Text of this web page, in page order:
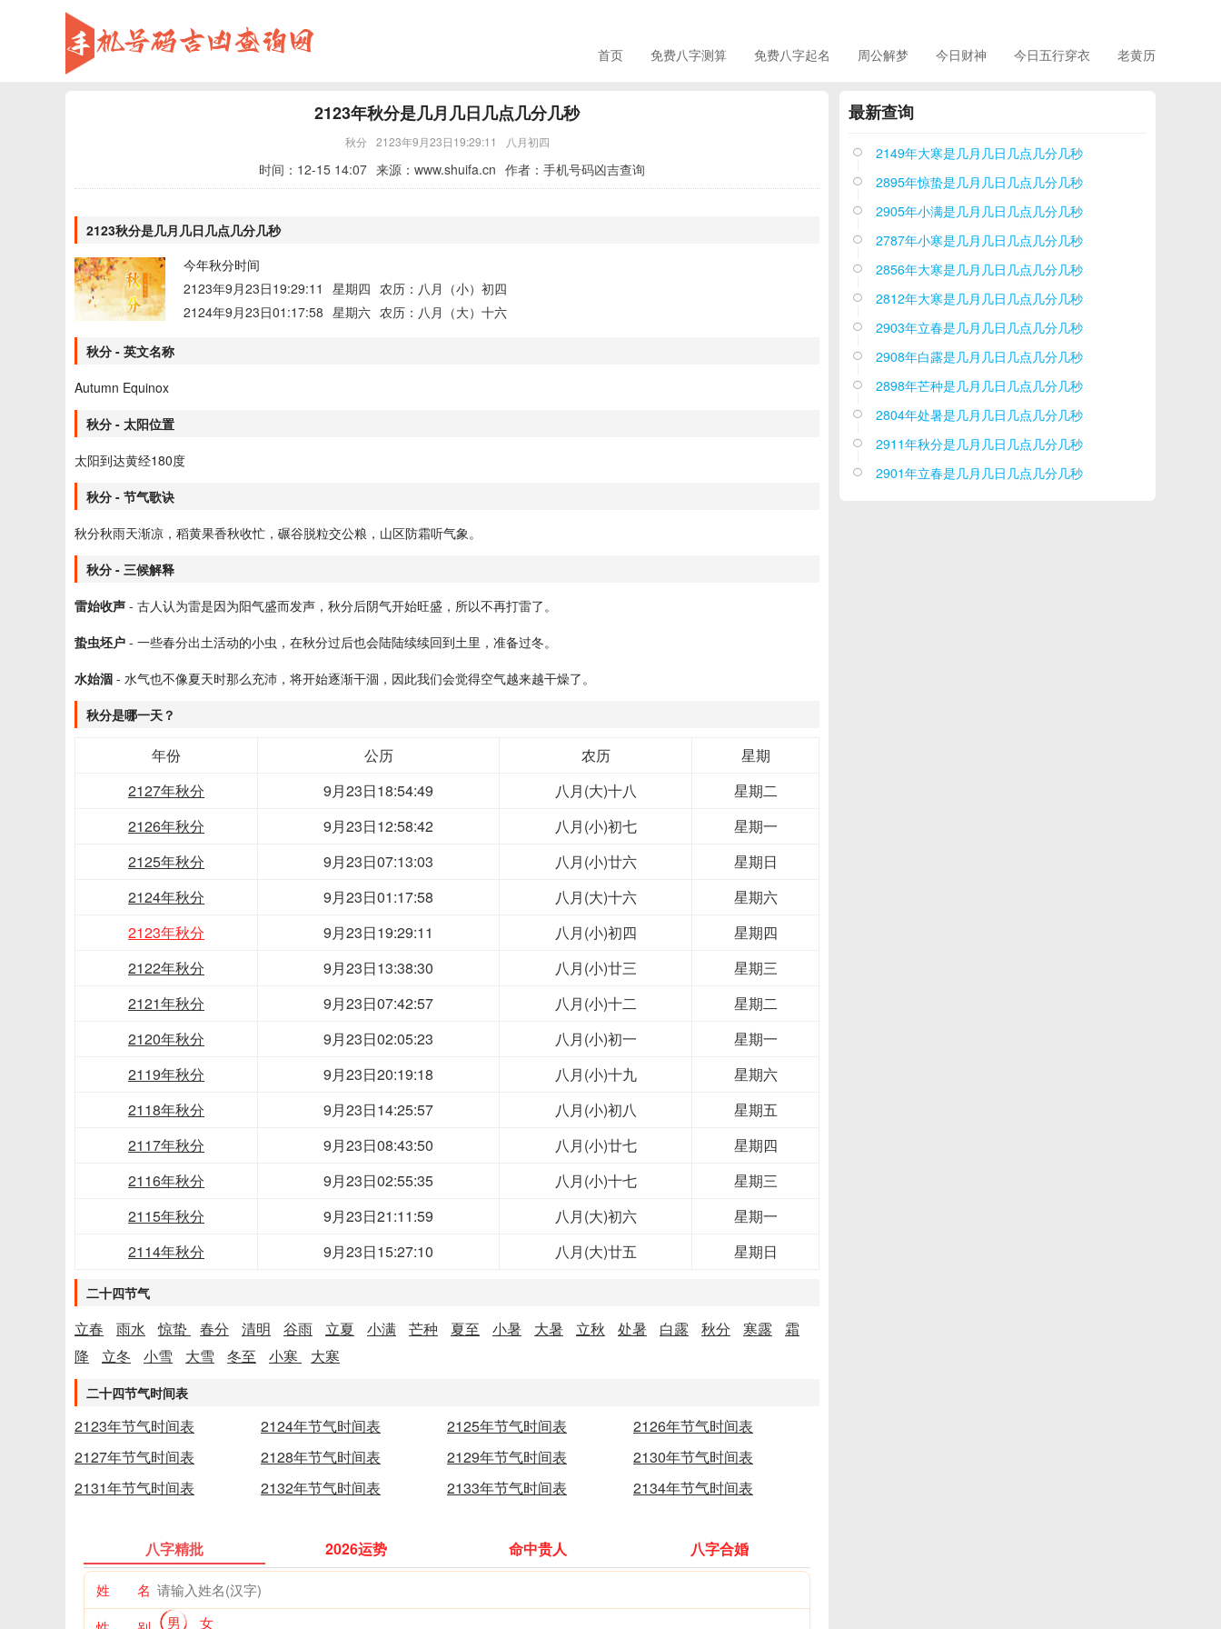
首页 免费八字测算 免费八字起名 周公解梦 今日财神 今日五行穿衣 老黄历
2123年秋分是几月几日几点几分几秒
秋分 2123年9月23日19:29:11 八月初四
时间： 12-15 14:07 来源： www.shuifa.cn 作者：手机号码凶吉查询
2123秋分是几月几日几点几分几秒
今年秋分时间
2123年9月23日19:29:11
星期四 农历：八月（小）初四
2124年9月23日01:17:58 星期六 农历：八月（大）十六
秋分 - 英文名称
Autumn Equinox
秋分 - 太阳位置
太阳到达黄经180度
秋分 - 节气歌诀
秋分秋雨天渐凉，稻黄果香秋收忙，碾谷脱粒交公粮，山区防霜听气象。
秋分 - 三候解释
雷始收声 - 古人认为雷是因为阳气盛而发声，秋分后阴气开始旺盛，所以不再打雷了。
蛰虫坯户 - 一些春分出土活动的小虫，在秋分过后也会陆陆续续回到土里，准备过冬。
水始涸 - 水气也不像夏天时那么充沛，将开始逐渐干涸，因此我们会觉得空气越来越干燥了。
秋分是哪一天？
年份 公历 农历
星期
2127年秋分
9月23日18:54:49 八月(大)十八
星期二
2126年秋分
9月23日12:58:42 八月(小)初七
星期一
2125年秋分
9月23日07:13:03 八月(小)廿六
星期日
2124年秋分
9月23日01:17:58 八月(大)十六
星期六
2123年秋分
9月23日19:29:11 八月(小)初四
星期四
2122年秋分
9月23日13:38:30 八月(小)廿三
星期三
2121年秋分
9月23日07:42:57 八月(小)十二
星期二
2120年秋分
9月23日02:05:23 八月(小)初一
星期一
2119年秋分
9月23日20:19:18 八月(小)十九
星期六
2118年秋分
9月23日14:25:57 八月(小)初八
星期五
2117年秋分
9月23日08:43:50 八月(小)廿七
星期四
2116年秋分
9月23日02:55:35 八月(小)十七
星期三
2115年秋分
9月23日21:11:59 八月(大)初六
星期一
2114年秋分
9月23日15:27:10 八月(大)廿五 星期日
二十四节气
立春 雨水 惊蛰 春分 清明 谷雨 立夏 小满 芒种 夏至 小暑 大暑 立秋 处暑 白露 秋分 寒露
霜
降
立冬 小雪 大雪 冬至 小寒 大寒
二十四节气时间表
2123年节气时间表 2124年节气时间表 2125年节气时间表
2126年节气时间表
2127年节气时间表
2128年节气时间表 2129年节气时间表
2130年节气时间表
2131年节气时间表
2132年节气时间表 2133年节气时间表 2134年节气时间表
八字精批 2026运势 命中贵人 八字合婚
姓 名
男 女
最新查询
 2149年大寒是几月几日几点几分几秒
 2895年惊蛰是几月几日几点几分几秒
 2905年小满是几月几日几点几分几秒
 2787年小寒是几月几日几点几分几秒
 2856年大寒是几月几日几点几分几秒
 2812年大寒是几月几日几点几分几秒
 2903年立春是几月几日几点几分几秒
 2908年白露是几月几日几点几分几秒
 2898年芒种是几月几日几点几分几秒
 2804年处暑是几月几日几点几分几秒
 2911年秋分是几月几日几点几分几秒
 2901年立春是几月几日几点几分几秒